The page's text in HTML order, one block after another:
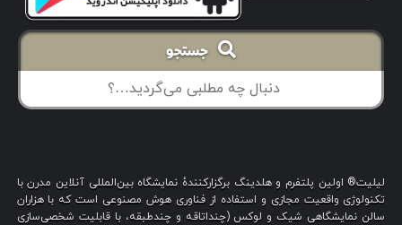
جستجو
لیلیت® اولین پلتفرم و هلدینگ برگزارکنندهٔ نمایشگاه بین‌المللی آنلاین مدرن با
تکنولوژی واقعیت مجازی و استفاده از فناوری هوش مصنوعی است که با هزاران
سالن نمایشگاهی شیک و لوکس (چنداتاقه و چندطبقه، با قابلیت شخصی‌سازی